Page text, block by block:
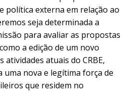
política externa em relação ao
seja determinada a
para avaliar as propostas
a edição de um novo
atividades atuais do CRBE,
uma nova e legítima força de
que residem no